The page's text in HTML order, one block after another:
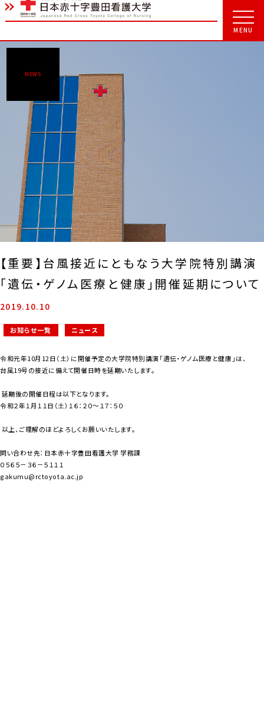
NEWS
【重要】台風接近にともなう大学院特別講演
「遺伝・ゲノム医療と健康」開催延期について
2019.10.10
お知らせ一覧 ニュース
令和元年10月12日（土）に開催予定の大学院特別講演「遺伝・ゲノム医療と健康」は、
台風19号の接近に備えて開催日時を延期いたします。
延期後の開催日程は以下となります。
令和２年１月１１日（土）１６：２０～１７：５０
以上、ご理解のほどよろしくお願いいたします。
問い合わせ先：日本赤十字豊田看護大学 学務課
０５６５－３６－５１１１
gakumu@rctoyota.ac.jp